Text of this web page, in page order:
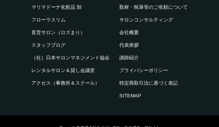
マリマドーナ化粧品 卸
フローラスリム
直営サロン（ロズまり）
スタッフブログ
（社）日本サロンマネジメント協会
レンタルサロン＆貸し会議室
アクセス（事務所＆スクール）
取材・執筆等のご依頼について
サロンコンサルティング
会社概要
代表挨拶
講師紹介
プライバシーポリシー
特定商取引法に基づく表記
SITEMAP